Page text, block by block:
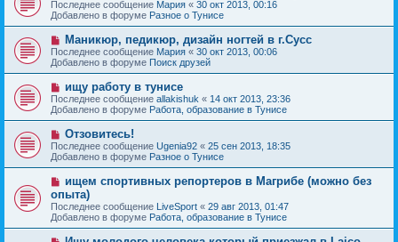
е
н
и
е
о
о
б
щ
е
н
и
в
о
е
с
о
о
б
щ
е
н
и
е
Последнее сообщение Мария « 30 окт 2013, 00:16
Добавлено в форуме Разное о Тунисе
Н
о
в
о
с
о
о
б
щ
е
н
и
Маникюр, педикюр, дизайн ногтей в г.Сусс
Последнее сообщение Мария « 30 окт 2013, 00:06
Добавлено в форуме Поиск друзей
Н
о
в
о
с
о
о
б
щ
е
н
и
е
ищу работу в тунисе
Последнее сообщение allakishuk « 14 окт 2013, 23:36
Добавлено в форуме Работа, образование в Тунисе
Н
о
в
о
с
о
о
б
щ
е
Отзовитесь!
Последнее сообщение Ugenia92 « 25 сен 2013, 18:35
Добавлено в форуме Разное о Тунисе
Н
в
о
е
с
ищем спортивных репортеров в Магрибе (можно без
опыта)
Последнее сообщение LiveSport « 29 авг 2013, 01:47
Добавлено в форуме Работа, образование в Тунисе
Н